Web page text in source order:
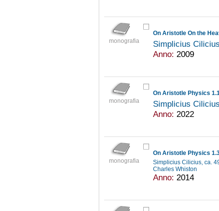
monografia
On Aristotle On the
Simplicius
Anno: 2009
monografia
On Aristotle Physics
Simplicius
Anno: 2022
monografia
On Aristotle Physics
Simplicius Cilicius, ca.
Charles Whiston
Anno: 2014